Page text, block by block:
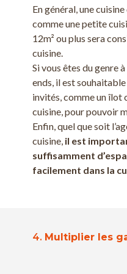
En général, une
comme une petite
12m² ou plus sera
cuisine.
Si vous êtes du genre
ends, il est
invités, comme un îlot
cuisine, pour pouvoir
Enfin, quel que soit
cuisine, il est
suffisamment
facilement dans la
4. Multiplier les